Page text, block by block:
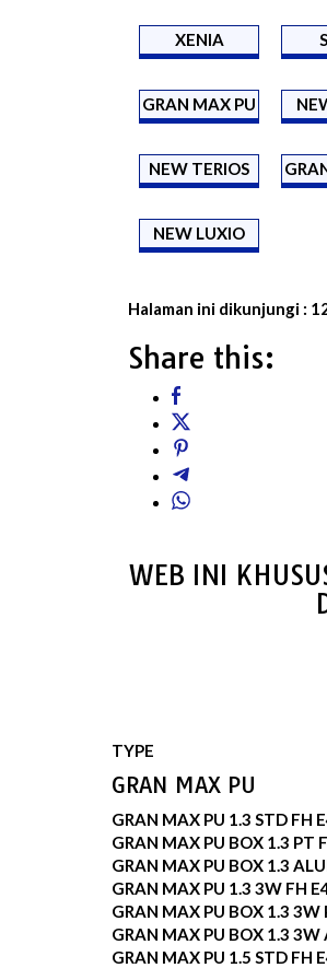
XENIA
GRAN MAX PU
NEW TERIOS
NEW LUXIO
Halaman ini dikunjungi :
Share this:
WEB INI
TYPE
GRAN MAX PU
GRAN MAX PU 1.3 STD FH
GRAN MAX PU BOX 1.3 PT
GRAN MAX PU BOX 1.3
GRAN MAX PU 1.3 3W FH
GRAN MAX PU BOX 1.3 3W
GRAN MAX PU BOX 1.3
GRAN MAX PU 1.5 STD FH